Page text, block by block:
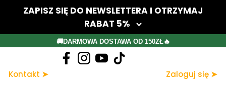
ZAPISZ SIĘ DO NEWSLETTERA I OTRZYMAJ
RABAT 5%
Twój adres e-mail
Dołącz do newslettera
Zapisując się, akceptujesz nasz Regulamin (w zakresie dotyczącym
🚚DARMOWA DOSTAWA OD 150ZŁ🔥
Kontakt ➤ Zaloguj się ➤